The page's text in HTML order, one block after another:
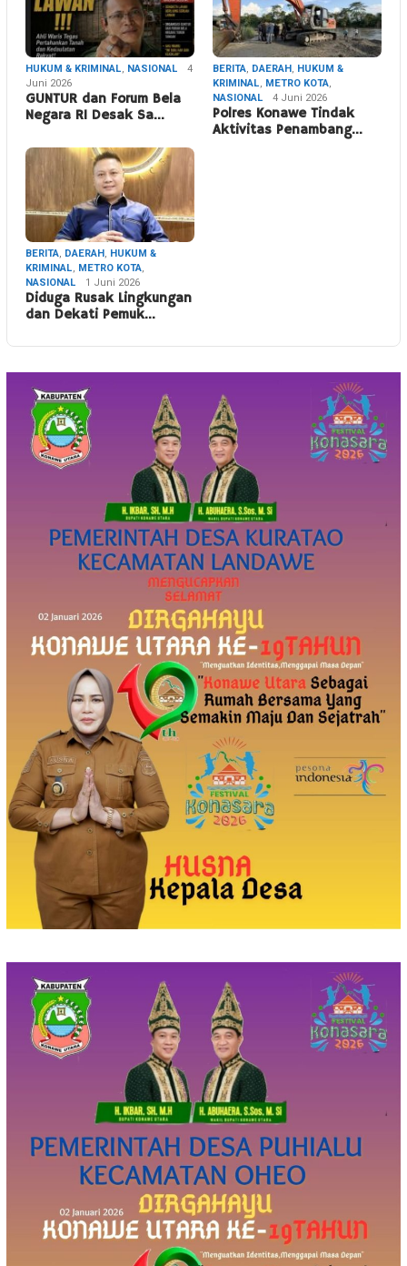
HUKUM & KRIMINAL, NASIONAL
4
Juni 2026
GUNTUR dan Forum Bela
Negara RI Desak Sa…
BERITA, DAERAH, HUKUM &
KRIMINAL, METRO KOTA,
NASIONAL
4 Juni 2026
Polres Konawe Tindak
Aktivitas Penambang…
BERITA, DAERAH, HUKUM &
KRIMINAL, METRO KOTA,
NASIONAL
1 Juni 2026
Diduga Rusak Lingkungan
dan Dekati Pemuk…